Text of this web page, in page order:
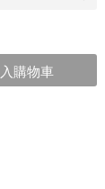
購物車